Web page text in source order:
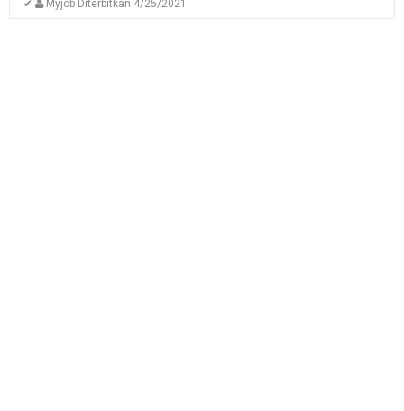
✔ Myjob Diterbitkan 4/25/2021